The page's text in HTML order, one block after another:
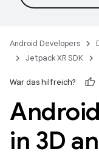
Android Developers
Jetpack XR SDK
War das hilfreich?
in 3D